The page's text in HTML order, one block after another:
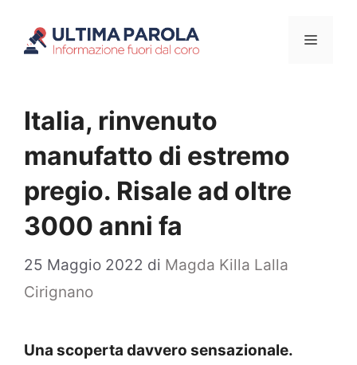
Menu
Italia, rinvenuto
manufatto di estremo
pregio. Risale ad oltre
3000 anni fa
25 Maggio 2022 di Magda Killa Lalla
Cirignano
Una scoperta davvero sensazionale.